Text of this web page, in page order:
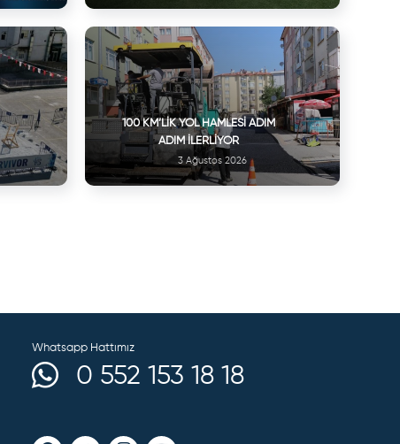
100 KM’LIK YOL HAMLESI ADIM
ADIM İLERLIYOR
3 Ağustos 2026
Whatsapp Hattımız
0 552 153 18 18